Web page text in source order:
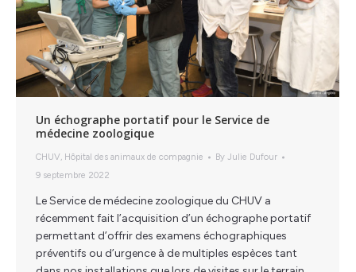
Un échographe portatif pour le Service de
médecine zoologique
CHUV, Hôpital des animaux de compagnie By Julie Dufour
9 septembre 2022
Le Service de médecine zoologique du CHUV a
récemment fait l’acquisition d’un échographe portatif
permettant d’offrir des examens échographiques
préventifs ou d’urgence à de multiples espèces tant